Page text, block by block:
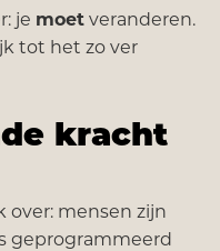
je moet veranderen.
tot het zo ver
kracht
over: mensen zijn
geprogrammeerd